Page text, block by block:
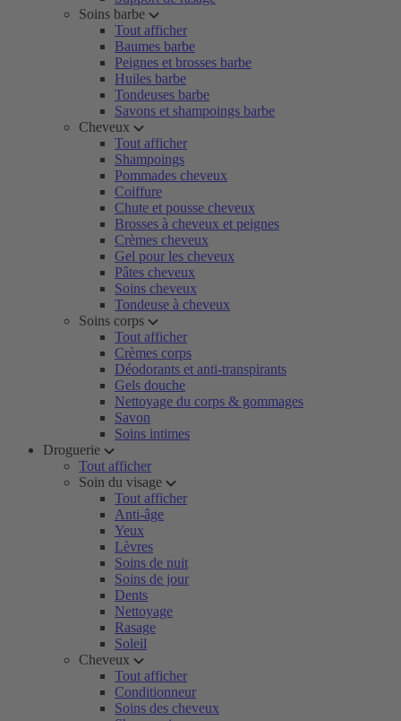
Soins barbe
Tout afficher
Baumes barbe
Peignes et brosses barbe
Huiles barbe
Tondeuses barbe
Savons et shampoings barbe
Cheveux
Tout afficher
Shampoings
Pommades cheveux
Coiffure
Chute et pousse cheveux
Brosses à cheveux et peignes
Crèmes cheveux
Gel pour les cheveux
Pâtes cheveux
Soins cheveux
Tondeuse à cheveux
Soins corps
Tout afficher
Crèmes corps
Déodorants et anti-transpirants
Gels douche
Nettoyage du corps & gommages
Savon
Soins intimes
Droguerie
Tout afficher
Soin du visage
Tout afficher
Anti-âge
Yeux
Lèvres
Soins de nuit
Soins de jour
Dents
Nettoyage
Rasage
Soleil
Cheveux
Tout afficher
Conditionneur
Soins des cheveux